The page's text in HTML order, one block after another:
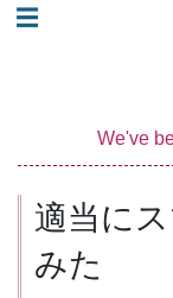
コ☰
We've
適当に
みた